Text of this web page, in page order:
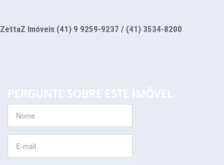
ZettaZ Imóveis (41) 9 9259-9237 / (41) 3534-8200